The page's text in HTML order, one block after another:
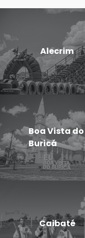
Alecrim
Boa Vista do
Buricá
Caibaté